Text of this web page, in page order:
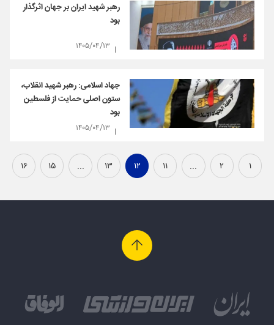
رهبر شهید ایران بر جهان اثرگذار
بود
۱۴۰۵/۰۴/۱۳
جهاد اسلامی: رهبر شهید انقلاب،
ستون اصلی حمایت از فلسطین
بود
۱۴۰۵/۰۴/۱۳
۱ ۲ ... ۱۱ ۱۲ ۱۳ ... ۱۵ ۱۶